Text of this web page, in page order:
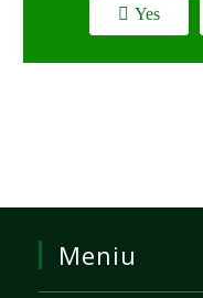
Yes
Meniu